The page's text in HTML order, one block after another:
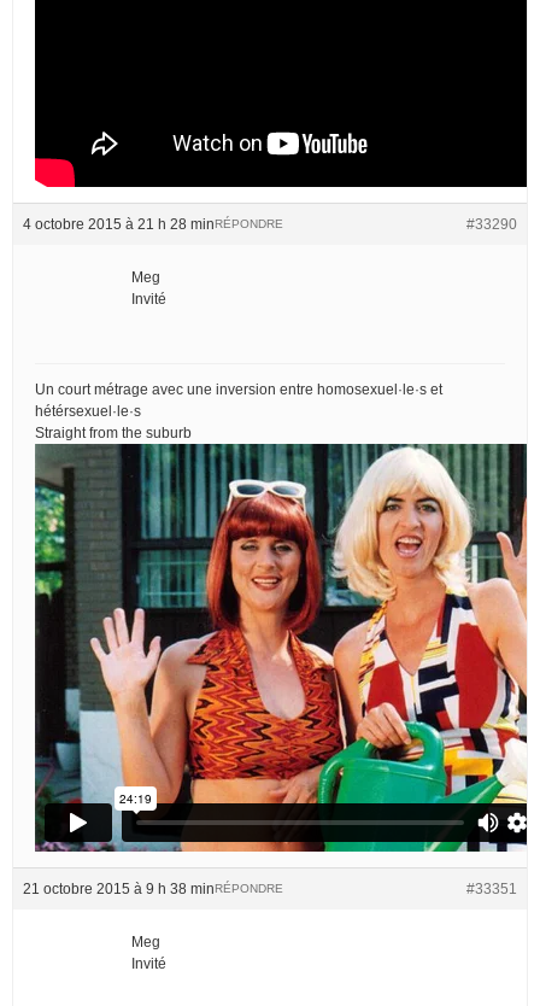
4 octobre 2015 à 21 h 28 min #33290
RÉPONDRE
Meg
Invité
Un court métrage avec une inversion entre homosexuel·le·s et
hétérsexuel·le·s
Straight from the suburb
21 octobre 2015 à 9 h 38 min #33351
RÉPONDRE
Meg
Invité